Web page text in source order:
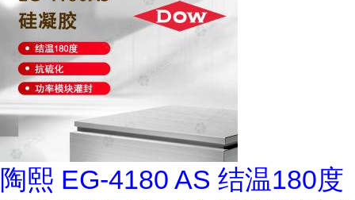
陶熙 EG-4180 AS 结温180度